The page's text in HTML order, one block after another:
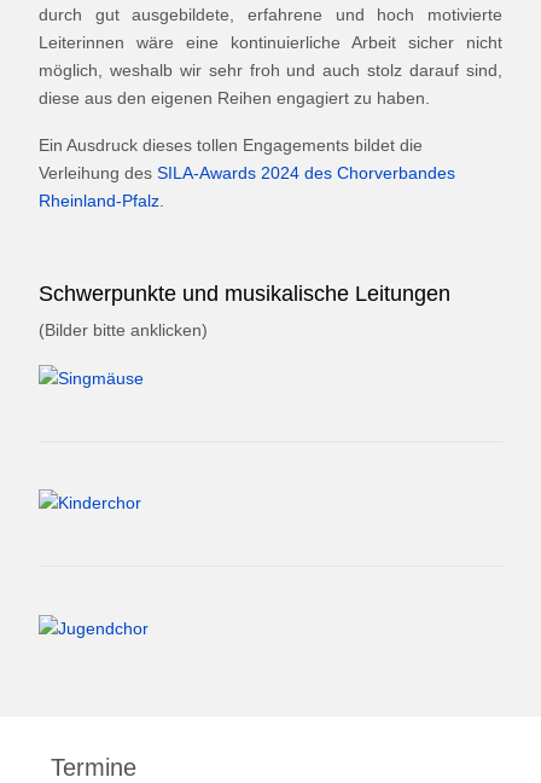
durch gut ausgebildete, erfahrene und hoch motivierte
Leiterinnen wäre eine kontinuierliche Arbeit sicher nicht
möglich, weshalb wir sehr froh und auch stolz darauf sind,
diese aus den eigenen Reihen engagiert zu haben.
Ein Ausdruck dieses tollen Engagements bildet die
Verleihung des SILA-Awards 2024 des Chorverbandes
Rheinland-Pfalz
Schwerpunkte und musikalische Leitungen
(Bilder bitte anklicken)
Termine